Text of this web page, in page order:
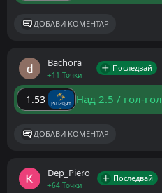
ДОБАВИ КОМЕНТАР
Bachora
+11 Точки
Последвай
1.53 Над 2.5 / гол-гол
ДОБАВИ КОМЕНТАР
Dep_Piero
+64 Точки
Последвай